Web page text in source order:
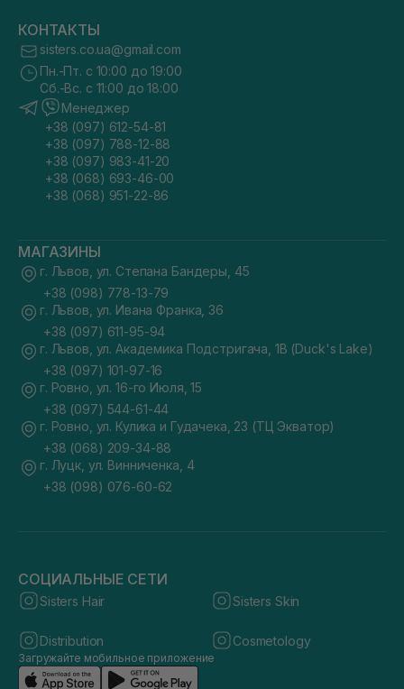
КОНТАКТЫ
sisters.co.ua@gmail.com
Пн.-Пт. с 10:00 до 19:00
Сб.-Вс. с 11:00 до 18:00
Менеджер
+38 (097) 612-54-81
+38 (097) 788-12-88
+38 (097) 983-41-20
+38 (068) 693-46-00
+38 (068) 951-22-86
МАГАЗИНЫ
г. Львов, ул. Степана Бандеры, 45
+38 (098) 778-13-79
г. Львов, ул. Ивана Франка, 36
+38 (097) 611-95-94
г. Львов, ул. Академика Подстригача, 1В (Duck's Lake)
+38 (097) 101-97-16
г. Ровно, ул. 16-го Июля, 15
+38 (097) 544-61-44
г. Ровно, ул. Кулика и Гудачека, 23 (ТЦ Экватор)
+38 (068) 209-34-88
г. Луцк, ул. Винниченка, 4
+38 (098) 076-60-62
СОЦИАЛЬНЫЕ СЕТИ
Sisters Hair Sisters Skin
Distribution Cosmetology
Загружайте мобильное приложение